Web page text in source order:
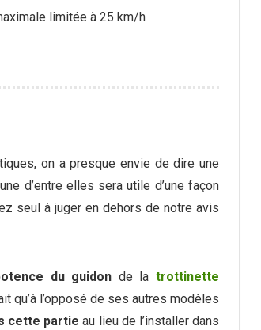
limitée à 25 km/h
on a presque envie de dire une
d’entre elles sera utile d’une façon
seul à juger en dehors de notre avis
du guidon de latrottinette
qu’à l’opposé de ses autres modèles
cette partie au lieu de l’installer dans